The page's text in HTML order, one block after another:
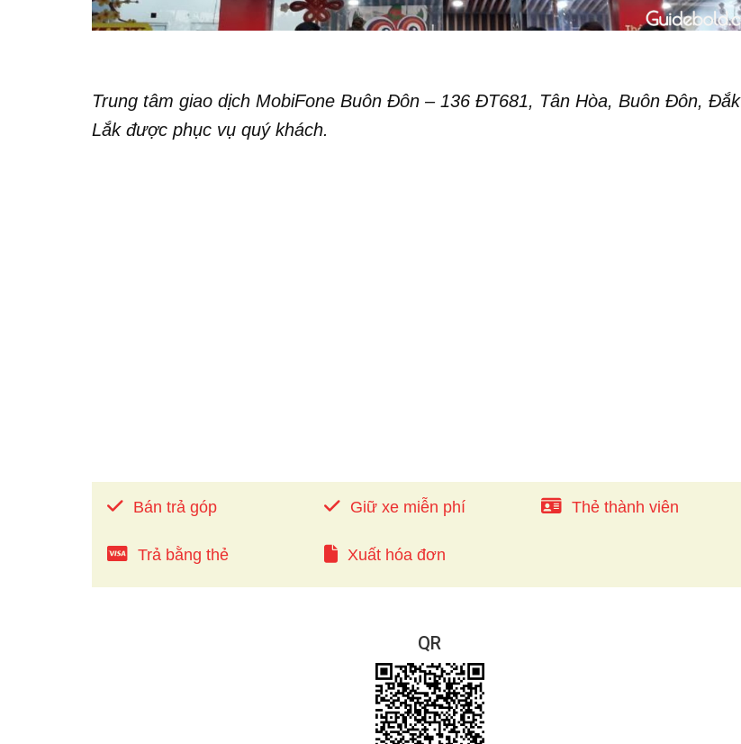
Trung tâm giao dịch MobiFone Buôn Đôn – 136 ĐT681, Tân Hòa, Buôn Đôn, Đắk
Lắk được phục vụ quý khách.
Bán trả góp Giữ xe miễn phí Thẻ thành viên
Trả bằng thẻ Xuất hóa đơn
QR